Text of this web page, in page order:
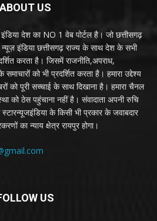
ABOUT US
देश का NO 1 वेब पोर्टल है। जो छत्तीसगढ़
न्यूज़ इंडिया छत्तीसगढ़ राज्य के साथ देश के सभी
करता है। जिसमें राजनीति,अपराध,
को भी प्रदर्शित करता है। हमारा उद्देश्य
को पूरी सच्चाई के साथ दिखाना है। हमारा चैनल
को ठेस पहुंचाना नहीं है। संवादाता अपनी रुचि
के किसी भी प्रकार के जवाबदार
का न्याय क्षेत्र रायपुर होगा।
US